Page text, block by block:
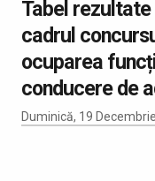
Tabel
cadrul
ocuparea
conducere de
Duminică, 19